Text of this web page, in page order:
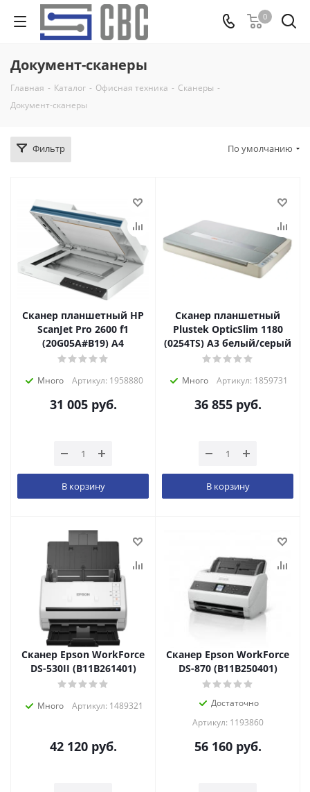
0
Документ-сканеры
Главная - Каталог - Офисная техника - Сканеры -
Документ-сканеры
Фильтр По умолчанию
Сканер планшетный HP
ScanJet Pro 2600 f1
(20G05A#B19) A4
Много Артикул: 1958880
31 005руб.
В корзину
Сканер планшетный
Plustek OpticSlim 1180
(0254TS) A3 белый/серый
Много Артикул: 1859731
36 855руб.
В корзину
Сканер Epson WorkForce
DS-530II (B11B261401)
Много Артикул: 1489321
42 120руб.
Сканер Epson WorkForce
DS-870 (B11B250401)
Достаточно
Артикул: 1193860
56 160руб.